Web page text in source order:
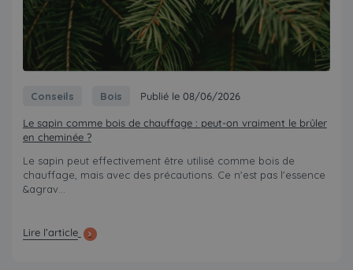
Conseils Bois Publié le 08/06/2026
Le sapin comme bois de chauffage : peut-on vraiment le brûler
en cheminée ?
Le sapin peut effectivement être utilisé comme bois de
chauffage, mais avec des précautions. Ce n'est pas l'essence
&agrav...
Lire l’article